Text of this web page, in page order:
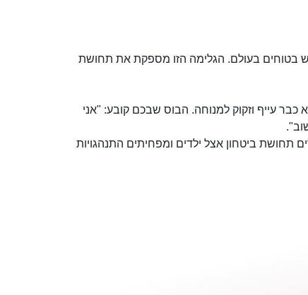
בטוחים בעולם. הגלימה הזו מספקת את תחושת
עייף וזקוק למנוחה. הבוס שבכם קובע: "אני
תחושת ביטחון אצל ילדים ומפחיתים התנהגויות